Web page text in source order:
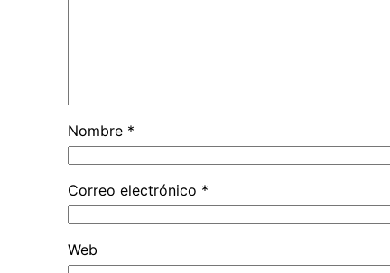
Nombre *
Correo electrónico *
Web